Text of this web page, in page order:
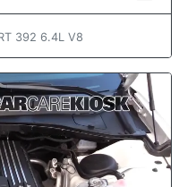
392 6.4L V8